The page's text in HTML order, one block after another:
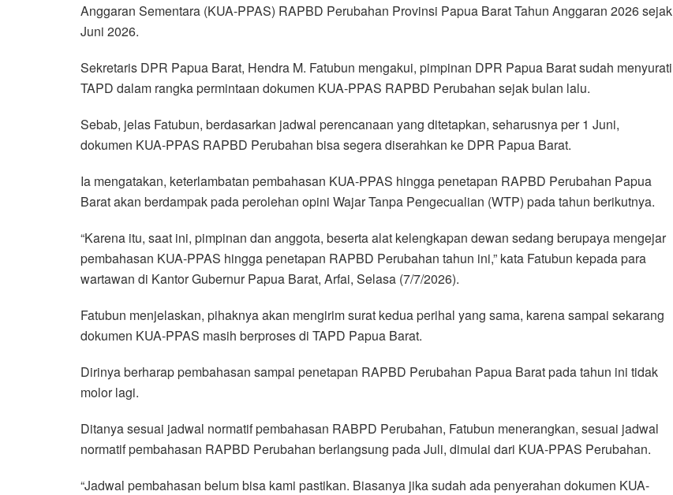
Anggaran Sementara (KUA-PPAS) RAPBD Perubahan Provinsi Papua Barat Tahun Anggaran 2026 sejak
Juni 2026.
Sekretaris DPR Papua Barat, Hendra M. Fatubun mengakui, pimpinan DPR Papua Barat sudah menyurati
TAPD dalam rangka permintaan dokumen KUA-PPAS RAPBD Perubahan sejak bulan lalu.
Sebab, jelas Fatubun, berdasarkan jadwal perencanaan yang ditetapkan, seharusnya per 1 Juni,
dokumen KUA-PPAS RAPBD Perubahan bisa segera diserahkan ke DPR Papua Barat.
Ia mengatakan, keterlambatan pembahasan KUA-PPAS hingga penetapan RAPBD Perubahan Papua
Barat akan berdampak pada perolehan opini Wajar Tanpa Pengecualian (WTP) pada tahun berikutnya.
“Karena itu, saat ini, pimpinan dan anggota, beserta alat kelengkapan dewan sedang berupaya mengejar
pembahasan KUA-PPAS hingga penetapan RAPBD Perubahan tahun ini,” kata Fatubun kepada para
wartawan di Kantor Gubernur Papua Barat, Arfai, Selasa (7/7/2026).
Fatubun menjelaskan, pihaknya akan mengirim surat kedua perihal yang sama, karena sampai sekarang
dokumen KUA-PPAS masih berproses di TAPD Papua Barat.
Dirinya berharap pembahasan sampai penetapan RAPBD Perubahan Papua Barat pada tahun ini tidak
molor lagi.
Ditanya sesuai jadwal normatif pembahasan RABPD Perubahan, Fatubun menerangkan, sesuai jadwal
normatif pembahasan RAPBD Perubahan berlangsung pada Juli, dimulai dari KUA-PPAS Perubahan.
“Jadwal pembahasan belum bisa kami pastikan. Biasanya jika sudah ada penyerahan dokumen KUA-